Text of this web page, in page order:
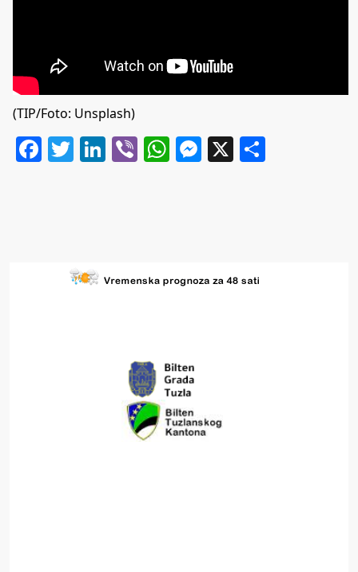
(TIP/Foto: Unsplash)
Facebook
Twitter
LinkedIn
ViberWhatsApp
Messenger
X